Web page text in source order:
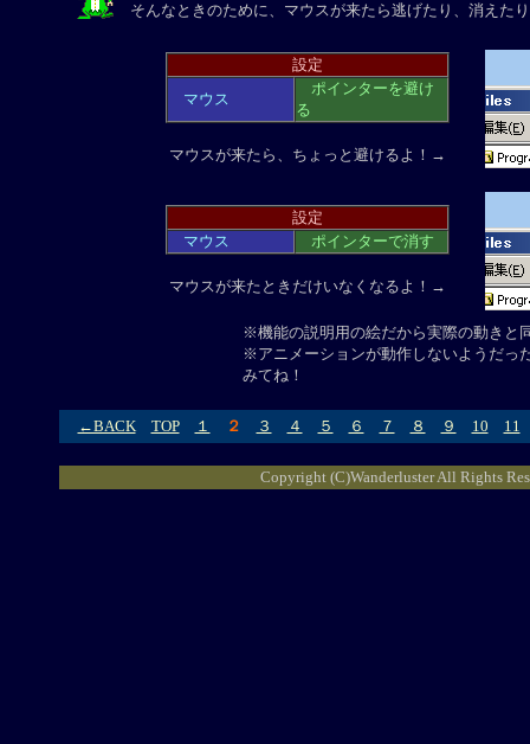
そんなときのために、マウスが来たら逃げたり、消えた
設定
マウス
ポインターを避け
る
マウスが来たら、ちょっと避けるよ！→
設定
マウス
ポインターで消す
マウスが来たときだけいなくなるよ！→
※機能の説明用の絵だから実際の動きと
※アニメーションが動作しないようだっ
みてね！
←BACK TOP １ ２ ３ ４ ５ ６ ７ ８ ９ 10 11
Copyright (C)Wanderluster All Rights